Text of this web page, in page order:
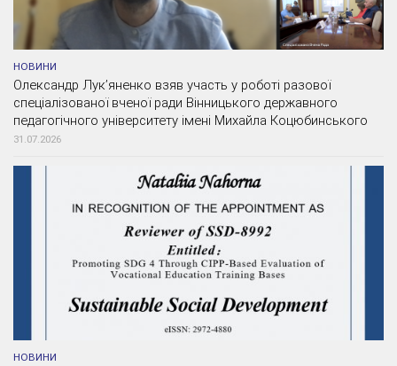
НОВИНИ
Олександр Лук’яненко взяв участь у роботі разової
спеціалізованої вченої ради Вінницького державного
педагогічного університету імені Михайла Коцюбинського
31.07.2026
НОВИНИ